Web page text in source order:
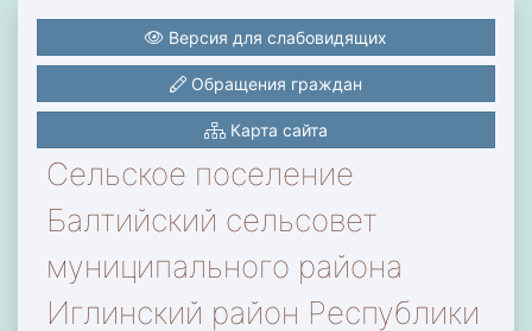
Сельское поселение
Балтийский сельсовет
муниципального района
Иглинский район Республики
Версия для слабовидящих
Обращения граждан
Карта сайта